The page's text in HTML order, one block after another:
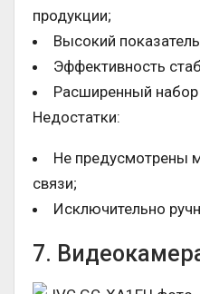
продукции;
Высокий
Эффективность
Расширенный
Недостатки:
Не предусмотрены
связи;
Исключительно
7.